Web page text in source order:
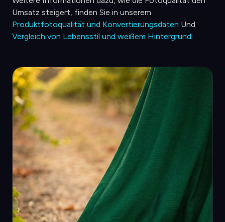
Umsatz steigert, finden Sie in unserem
Produktfotoqualität und Konvertierungsdaten Und
Vergleich von Lebensstil und weißem Hintergrund.